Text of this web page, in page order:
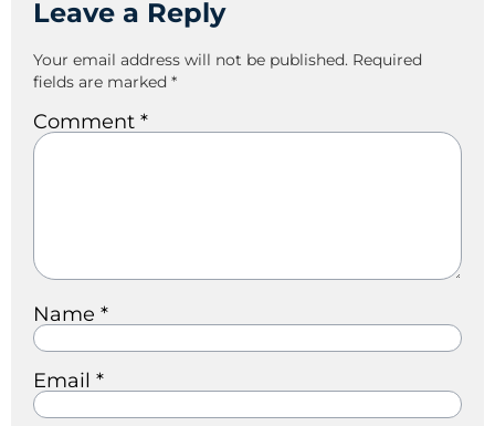
Leave a Reply
Your email address will not be published. Required
fields are marked *
Comment *
Name *
Email *